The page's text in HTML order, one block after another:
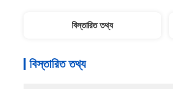
বিস্তারিত তথ্য
বিস্তারিত তথ্য